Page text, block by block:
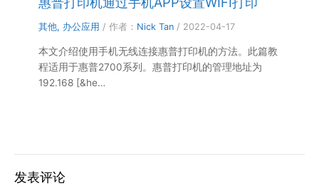
其他, 办公应用 / 作者： Nick Tan / 2022-04-17
本文介绍使用手机无线连接惠普打印机的方法。此篇教
程适用于惠普2700系列。惠普打印机的管理地址为
192.168 [&he…
发表评论